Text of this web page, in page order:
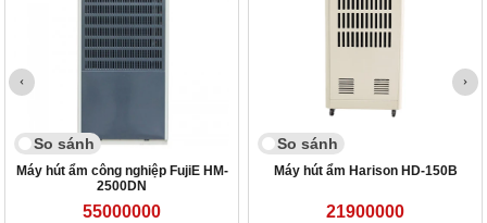
So sánh
Máy hút ẩm công nghiệp FujiE HM-
2500DN
55000000
So sánh
Máy hút ẩm Harison HD-150B
21900000